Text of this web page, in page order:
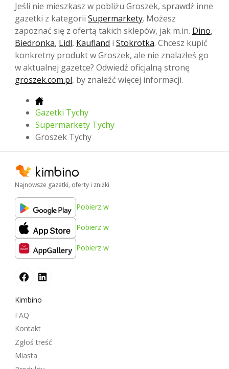
Jeśli nie mieszkasz w pobliżu Groszek, sprawdź inne
gazetki z kategorii Supermarkety. Możesz
zapoznać się z ofertą takich sklepów, jak m.in. Dino,
Biedronka, Lidl, Kaufland i Stokrotka. Chcesz kupić
konkretny produkt w Groszek, ale nie znalazłeś go
w aktualnej gazetce? Odwiedź oficjalną stronę
groszek.com.pl, by znaleźć więcej informacji.
Gazetki Tychy
Supermarkety Tychy
Groszek Tychy
Najnowsze gazetki, oferty i zniżki
Pobierz w
Pobierz w
Pobierz w
Kimbino
FAQ
Kontakt
Zgłoś treść
Miasta